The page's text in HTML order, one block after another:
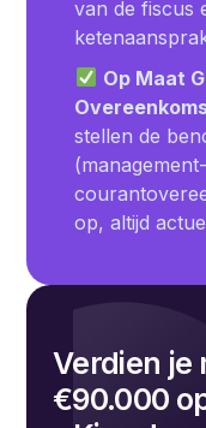
van de fiscus
Op Maat
stellen de
op, altijd
Verdien je
€90.000